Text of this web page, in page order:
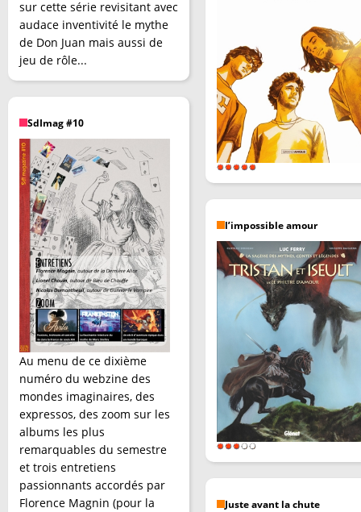
sur cette série revisitant avec
audace inventivité le mythe
de Don Juan mais aussi de
jeu de rôle...
SdImag #10
Au menu de ce dixième
numéro du webzine des
mondes imaginaires, des
expressos, des zoom sur les
albums les plus
remarquables du semestre
et trois entretiens
passionnants accordés par
Florence Magnin (pour la
l’impossible amour
Juste avant la chute